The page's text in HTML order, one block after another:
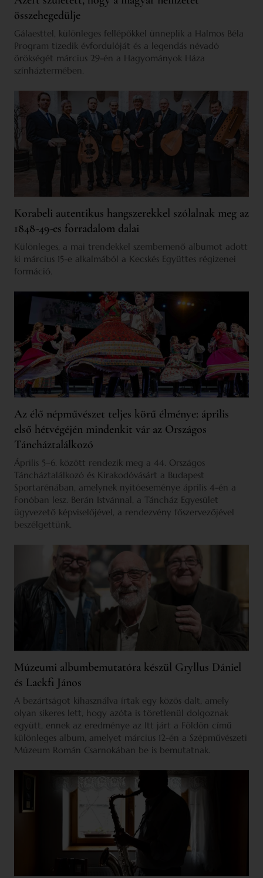
összehegedülje
Gálaesttel, különleges fellépőkkel ünneplik a Halmos Béla
Program tizedik évfordulóját és a legendás névadó
örökségét március 29-én a Hagyományok Háza
színháztermében.
Korabeli autentikus hangszerekkel szólalnak meg az
1848-49-es forradalom dalai
Különleges, a mai trendekkel szembemenő albumot adott
ki március 15-e alkalmából a Kecskés Együttes régizenei
formáció.
Az élő népművészet teljes körű élménye: április
első hétvégéjén mindenkit vár az Országos
Táncháztalálkozó
Április 5–6. között rendezik meg a 44. Országos
Táncháztalálkozó és Kirakodóvásárt a Budapest
Sportarénában, amelynek nyitóeseménye április 4-én a
Fonóban lesz. Berán Istvánnal, a Táncház Egyesület
ügyvezető képviselőjével, a rendezvény főszervezőjével
beszélgettünk.
Múzeumi albumbemutatóra készül Gryllus Dániel
és Lackfi János
A bezártságot kihasználva írtak egy közös dalt, amely
olyan sikeres lett, hogy azóta is töretlenül dolgoznak
együtt, ennek az eredménye az Itt járt a Földön című
különleges album, amelyet március 12-én a Szépművészeti
Múzeum Román Csarnokában be is bemutatnak.